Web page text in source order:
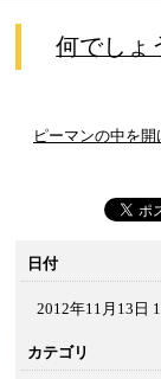
何でしょ
ピーマンの中を開
日付
2012年11月13日
カテゴリ